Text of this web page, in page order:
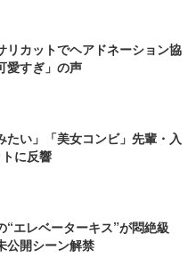
リカットでヘアドネーション協
すぎ」の声
たい」「美女コンビ」先輩・入
に反響
“エレベーターキス”が悶絶級
公開シーン解禁